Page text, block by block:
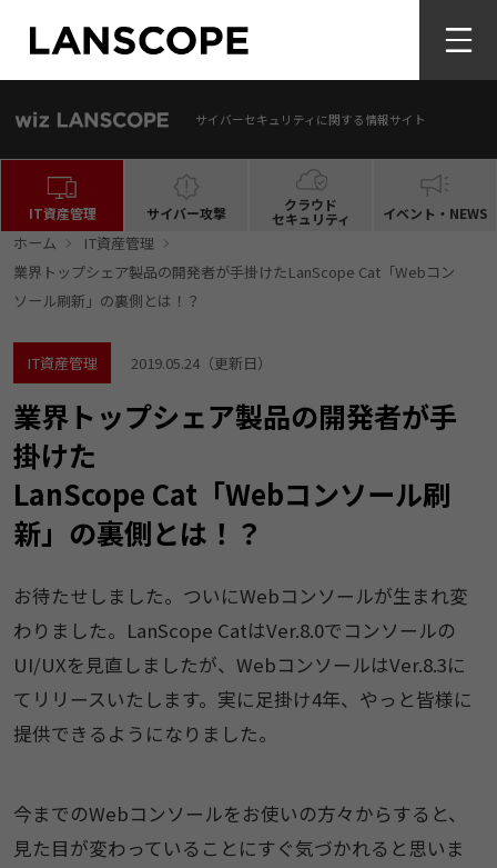
サイバーセキュリティに関する情報サイト
IT資産管理 サイバー攻撃 クラウド
セキュリティ イベント・NEWS
ホーム
IT資産管理
業界トップシェア製品の開発者が手掛けたLanScope Cat「Webコン
ソール刷新」の裏側とは！？
IT資産管理 2019.05.24（更新日）
業界トップシェア製品の開発者が手
掛けた
LanScope Cat「Webコンソール刷
新」の裏側とは！？
お待たせしました。ついにWebコンソールが生まれ変
わりました。LanScope CatはVer.8.0でコンソールの
UI/UXを見直しましたが、WebコンソールはVer.8.3に
てリリースいたします。実に足掛け4年、やっと皆様に
提供できるようになりました。
今までのWebコンソールをお使いの方々からすると、
見た目が変わっていることにすぐ気づかれると思いま